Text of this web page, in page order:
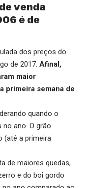
venda
é de
dos preços do
de 2017. Afinal,
maior
primeira semana de
quando o
ano. O grão
(até a primeira
de maiores quedas,
e do boi gordo